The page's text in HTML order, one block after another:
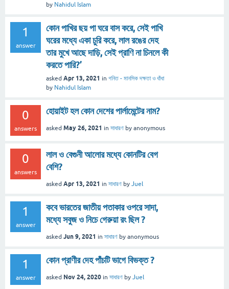
by Nahidul Islam
1
answer
কোন পাখির ছয় পা ঘরে বাস করে, সেই পাখি
ঘরের মধ্যে একা চুরি করে, লাল রঙের দেহ
তার মুখে আছে দাড়ি, সেই প্রাণি না চিনলে কী
করতে পারি?’
asked Apr 13, 2021 in গনিত - মানসিক দক্ষতা ও ধাঁধা
by Nahidul Islam
0
answers
হোয়াইট হল কোন দেশের পার্লামেন্টের নাম?
asked May 26, 2021 in সাধারণ by anonymous
0
answers
লাল ও বেগুনী আলোর মধ্যে কোনটির বেগ
বেশি?
asked Apr 13, 2021 in সাধারণ by Juel
1
answer
কবে ভারতের জাতীয় পতাকার ওপরে সাদা,
মধ্যে সবুজ ও নিচে গেরুয়া রং ছিল ?
asked Jun 9, 2021 in সাধারণ by anonymous
1
answer
কোন প্রাণীর দেহ পাঁচটি ভাগে বিভক্ত ?
asked Nov 24, 2020 in সাধারণ by Juel